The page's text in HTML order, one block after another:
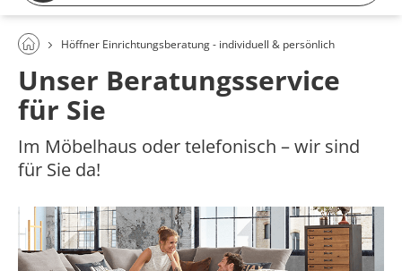
Höffner Einrichtungsberatung - individuell & persönlich
Unser Beratungsservice
für Sie
Im Möbelhaus oder telefonisch – wir sind
für Sie da!